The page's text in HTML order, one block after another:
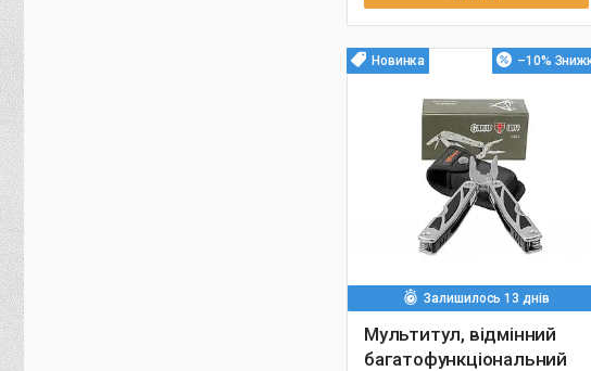
Новинка –10%
Залишилось 13 днів
Мультитул, відмінний
багатофункціональний